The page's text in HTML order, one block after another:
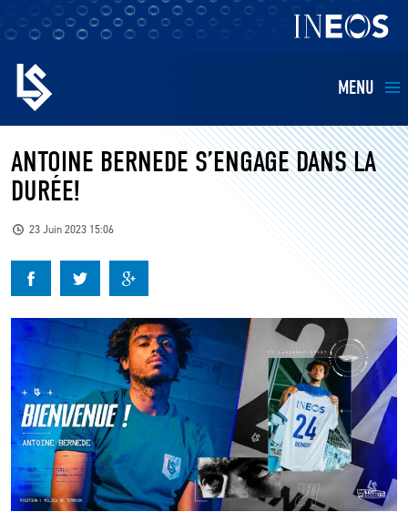
MENU
EQUIPES
BILLETTERIE
KIDS
BUSINESS
RESTAURATION
CLUB
CONTACT
ANTOINE BERNEDE S’ENGAGE DANS LA
DURÉE!
23 Juin 2023 15:06